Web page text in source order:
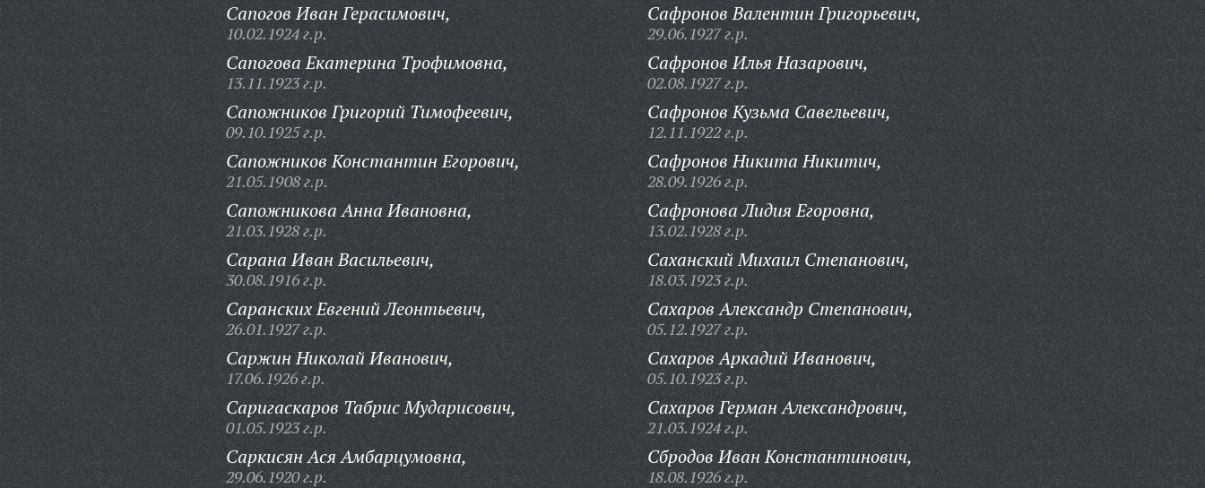
Сапогов Иван Герасимович,
10.02.1924 г.р.
Сапогова Екатерина Трофимовна,
13.11.1923 г.р.
Сапожников Григорий Тимофеевич,
09.10.1925 г.р.
Сапожников Константин Егорович,
21.05.1908 г.р.
Сапожникова Анна Ивановна,
21.03.1928 г.р.
Сарана Иван Васильевич,
30.08.1916 г.р.
Саранских Евгений Леонтьевич,
26.01.1927 г.р.
Саржин Николай Иванович,
17.06.1926 г.р.
Саригаскаров Табрис Мударисович,
01.05.1923 г.р.
Саркисян Ася Амбарцумовна,
29.06.1920 г.р.
Сафронов Валентин Григорьевич,
29.06.1927 г.р.
Сафронов Илья Назарович,
02.08.1927 г.р.
Сафронов Кузьма Савельевич,
12.11.1922 г.р.
Сафронов Никита Никитич,
28.09.1926 г.р.
Сафронова Лидия Егоровна,
13.02.1928 г.р.
Саханский Михаил Степанович,
18.03.1923 г.р.
Сахаров Александр Степанович,
05.12.1927 г.р.
Сахаров Аркадий Иванович,
05.10.1923 г.р.
Сахаров Герман Александрович,
21.03.1924 г.р.
Сбродов Иван Константинович,
18.08.1926 г.р.